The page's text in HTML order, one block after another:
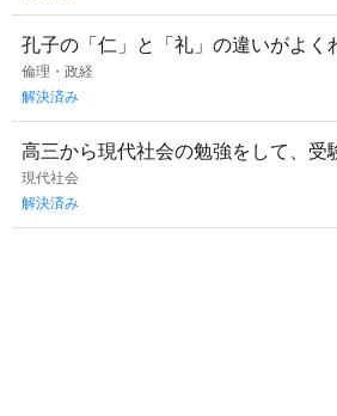
孔子の「仁」と「礼」の違いがよく
教えてください！
倫理・政経
解決済み
高三から現代社会の勉強をして、受
しょうか？
現代社会
解決済み